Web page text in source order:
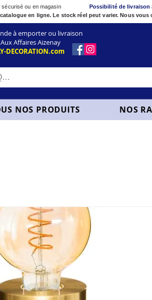
sécurisé ou en magasin Possibilité de livraison
en ligne. Le stock réel peut varier. Nous
à emporter ou livraison
Affaires Aizenay
DECORATION.com
NOS PRODUITS NOS